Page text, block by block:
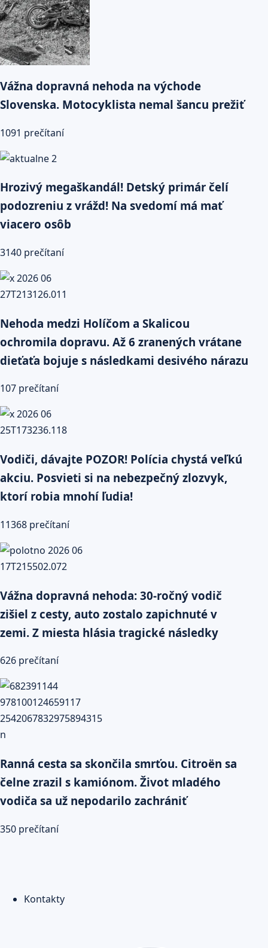
Vážna dopravná nehoda na východe
Slovenska. Motocyklista nemal šancu prežiť
1091 prečítaní
Hrozivý megaškandál! Detský primár čelí
podozreniu z vrážd! Na svedomí má mať
viacero osôb
3140 prečítaní
Nehoda medzi Holíčom a Skalicou
ochromila dopravu. Až 6 zranených vrátane
dieťaťa bojuje s následkami desivého nárazu
107 prečítaní
Vodiči, dávajte POZOR! Polícia chystá veľkú
akciu. Posvieti si na nebezpečný zlozvyk,
ktorí robia mnohí ľudia!
11368 prečítaní
Vážna dopravná nehoda: 30-ročný vodič
zišiel z cesty, auto zostalo zapichnuté v
zemi. Z miesta hlásia tragické následky
626 prečítaní
Ranná cesta sa skončila smrťou. Citroën sa
čelne zrazil s kamiónom. Život mladého
vodiča sa už nepodarilo zachrániť
350 prečítaní
Kontakty